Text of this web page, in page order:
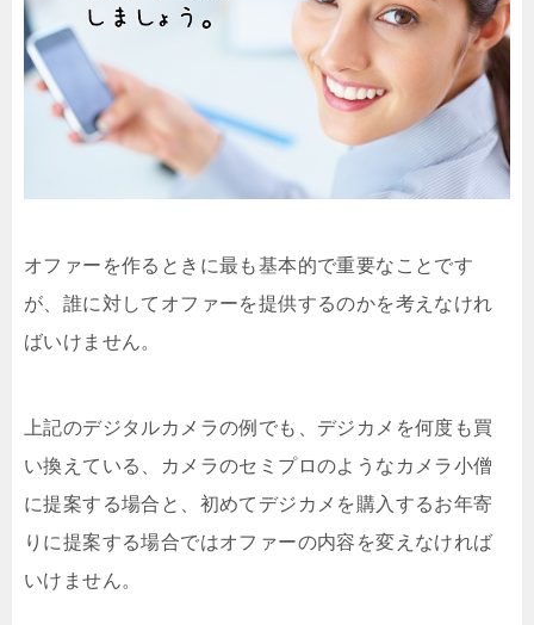
オファーを作るときに最も基本的で重要なことです
が、誰に対してオファーを提供するのかを考えなけれ
ばいけません。
上記のデジタルカメラの例でも、デジカメを何度も買
い換えている、カメラのセミプロのようなカメラ小僧
に提案する場合と、初めてデジカメを購入するお年寄
りに提案する場合ではオファーの内容を変えなければ
いけません。